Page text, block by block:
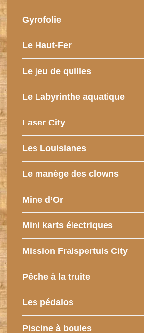
Gyrofolie
Le Haut-Fer
Le jeu de quilles
Le Labyrinthe aquatique
Laser City
Les Louisianes
Le manège des clowns
Mine d’Or
Mini karts électriques
Mission Fraispertuis City
Pêche à la truite
Les pédalos
Piscine à boules